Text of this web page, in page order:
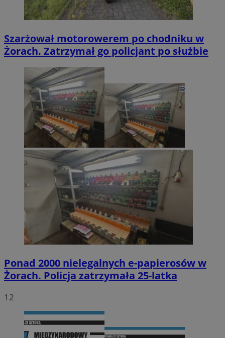
Szarżował motorowerem po chodniku w
Żorach. Zatrzymał go policjant po służbie
Ponad 2000 nielegalnych e-papierosów w
Żorach. Policja zatrzymała 25-latka
12